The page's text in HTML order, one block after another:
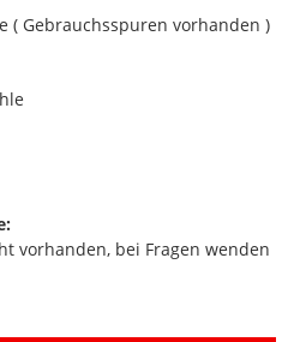
( Gebrauchsspuren vorhanden )
vorhanden, bei Fragen wenden